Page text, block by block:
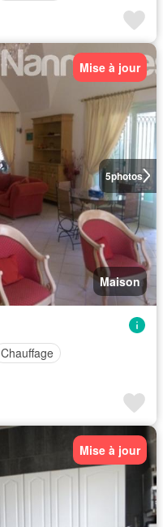
5photos
Mise à jour
Maison
Chauffage
Mise à jour